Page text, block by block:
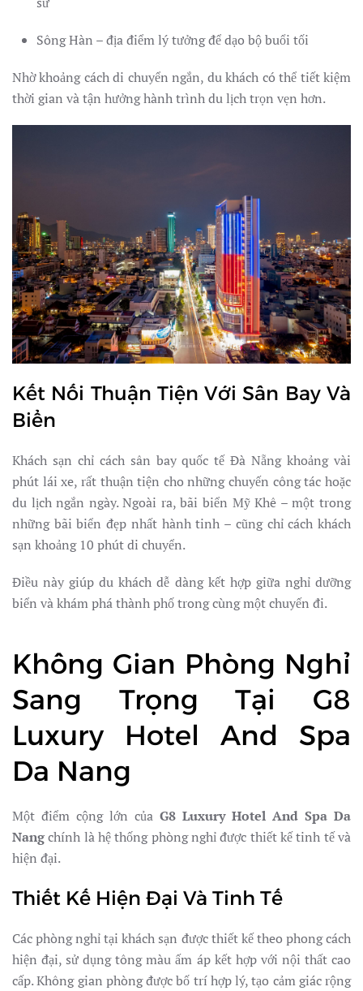
Sông Hàn – địa điểm lý tưởng để dạo bộ buổi tối
Nhờ khoảng cách di chuyển ngắn, du khách có thể tiết kiệm
thời gian và tận hưởng hành trình du lịch trọn vẹn hơn.
Kết Nối Thuận Tiện Với Sân Bay Và
Biển
Khách sạn chỉ cách sân bay quốc tế Đà Nẵng khoảng vài
phút lái xe, rất thuận tiện cho những chuyến công tác hoặc
du lịch ngắn ngày. Ngoài ra, bãi biển Mỹ Khê – một trong
những bãi biển đẹp nhất hành tinh – cũng chỉ cách khách
sạn khoảng 10 phút di chuyển.
Điều này giúp du khách dễ dàng kết hợp giữa nghỉ dưỡng
biển và khám phá thành phố trong cùng một chuyến đi.
Không Gian Phòng Nghỉ
Sang Trọng Tại G8
Luxury Hotel And Spa
Da Nang
Một điểm cộng lớn của G8 Luxury Hotel And Spa Da
Nangchính là hệ thống phòng nghỉ được thiết kế tinh tế và
hiện đại.
Thiết Kế Hiện Đại Và Tinh Tế
Các phòng nghỉ tại khách sạn được thiết kế theo phong cách
hiện đại, sử dụng tông màu ấm áp kết hợp với nội thất cao
cấp. Không gian phòng được bố trí hợp lý, tạo cảm giác rộng